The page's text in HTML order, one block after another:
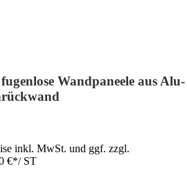
Wandpaneele aus Alu-
inkl. MwSt. und ggf. zzgl.
€*/ ST